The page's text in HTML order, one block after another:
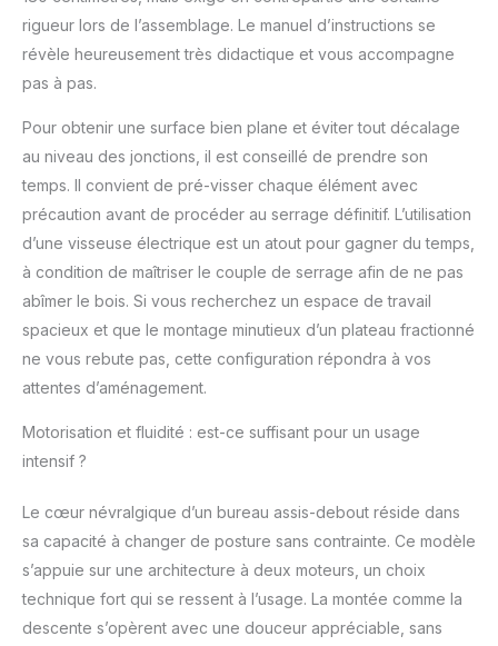
équipements de
bureau, tout reste
garantissant ainsi un
environnement de
travail sûr. COMMANDE
MANUELLE INTUITIVE
POUR UNE UTILISATION
FACILE ：Équipé d'une
commande manuelle
intelligente dotée de
mémoire, le processus
de réglage de la
facilement enregistrer
hauteur de travail,
anti-collision garantit
sécurité et fiabilité.
PIEDS DE TABLE
RÉGLABLES FLEXIBLES
rigueur lors de l’assemblage. Le manuel d’instructions se
révèle heureusement très didactique et vous accompagne
pas à pas.
Pour obtenir une surface bien plane et éviter tout décalage
au niveau des jonctions, il est conseillé de prendre son
temps. Il convient de pré-visser chaque élément avec
précaution avant de procéder au serrage définitif. L’utilisation
d’une visseuse électrique est un atout pour gagner du temps,
à condition de maîtriser le couple de serrage afin de ne pas
abîmer le bois. Si vous recherchez un espace de travail
spacieux et que le montage minutieux d’un plateau fractionné
ne vous rebute pas, cette configuration répondra à vos
attentes d’aménagement.
Motorisation et fluidité : est-ce suffisant pour un usage
intensif ?
Le cœur névralgique d’un bureau assis-debout réside dans
sa capacité à changer de posture sans contrainte. Ce modèle
s’appuie sur une architecture à deux moteurs, un choix
technique fort qui se ressent à l’usage. La montée comme la
descente s’opèrent avec une douceur appréciable, sans